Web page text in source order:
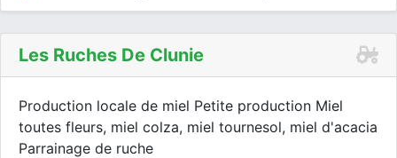
Les Ruches De Clunie
Production locale de miel Petite production Miel
toutes fleurs, miel colza, miel tournesol, miel d'acacia
Parrainage de ruche